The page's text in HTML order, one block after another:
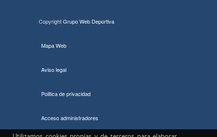
CopyrightGrupo Web Deportiva
Mapa Web
Aviso legal
Politica de privacidad
Acceso administradores